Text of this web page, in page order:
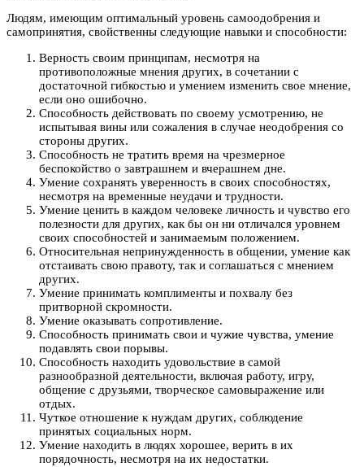
Людям, имеющим оптимальный уровень самоодобрения и
самопринятия, свойственны следующие навыки и способности:
Верность своим принципам, несмотря на
противоположные мнения других, в сочетании с
достаточной гибкостью и умением изменить свое мнение,
если оно ошибочно.
Способность действовать по своему усмотрению, не
испытывая вины или сожаления в случае неодобрения со
стороны других.
Способность не тратить время на чрезмерное
беспокойство о завтрашнем и вчерашнем дне.
Умение сохранять уверенность в своих способностях,
несмотря на временные неудачи и трудности.
Умение ценить в каждом человеке личность и чувство его
полезности для других, как бы он ни отличался уровнем
своих способностей и занимаемым положением.
Относительная непринужденность в общении, умение как
отстаивать свою правоту, так и соглашаться с мнением
других.
Умение принимать комплименты и похвалу без
притворной скромности.
Умение оказывать сопротивление.
Способность принимать свои и чужие чувства, умение
подавлять свои порывы.
Способность находить удовольствие в самой
разнообразной деятельности, включая работу, игру,
общение с друзьями, творческое самовыражение или
отдых.
Чуткое отношение к нуждам других, соблюдение
принятых социальных норм.
Умение находить в людях хорошее, верить в их
порядочность, несмотря на их недостатки.